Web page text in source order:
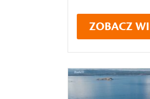
ZOBACZ